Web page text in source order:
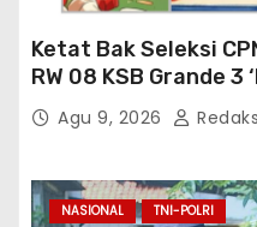
Ketat Bak Seleksi
RW 08 KSB Grande 3
RT Ikut Lomba
Agu 9, 2026
NASIONAL TNI-POLRI